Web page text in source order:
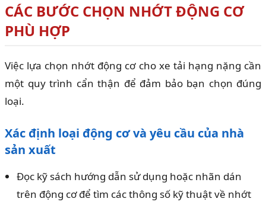
CÁC BƯỚC CHỌN NHỚT ĐỘNG CƠ
PHÙ HỢP
Việc lựa chọn nhớt động cơ cho xe tải hạng nặng cần
một quy trình cẩn thận để đảm bảo bạn chọn đúng
loại.
Xác định loại động cơ và yêu cầu của nhà
sản xuất
Đọc kỹ sách hướng dẫn sử dụng hoặc nhãn dán
trên động cơ để tìm các thông số kỹ thuật về nhớt